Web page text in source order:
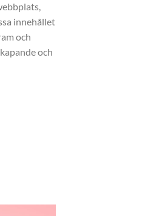
innehållet
och
och